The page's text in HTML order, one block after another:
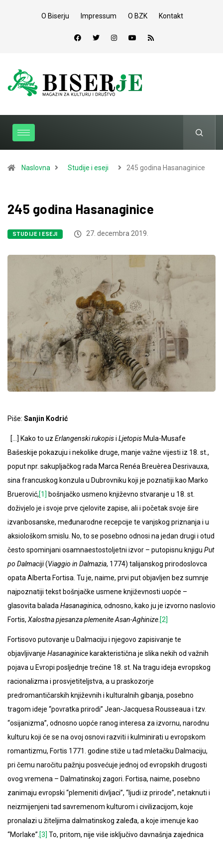
O Biserju Impressum O BZK Kontakt
Naslovna Studije i eseji 245 godina Hasanaginice
245 godina Hasanaginice
STUDIJE I ESEJI 27. decembra 2019.
Piše: Sanjin Kodrić
[…] Kako to uz Erlangenski rukopisi Ljetopis Mula-Musafe
Bašeskije pokazuju i nekolike druge, manje važne vijesti iz 18. st.,
poput npr. sakupljačkog rada Marca Renéa Breuèrea Desrivauxa,
sina francuskog konzula u Dubrovniku koji je poznatiji kao Marko
Bruerović,[1] bošnjačko usmeno književno stvaranje u 18. st.
doživjelo je i svoje prve cjelovite zapise, ali i početak svoje šire
izvanbosanske, međunarodne recepcije te vanjskog priznanja i u
aksiološkom smislu. No, to se posebno odnosi na jedan drugi i otud
često spominjani osamnaestostoljetni izvor – putopisnu knjigu Put
po Dalmaciji(Viaggio in Dalmazia, 1774) talijanskog prirodoslovca
opata Alberta Fortisa. Tu je, naime, prvi put objavljen bez sumnje
najpoznatiji tekst bošnjačke usmene književnosti uopće –
glasovita baladaHasanaginica, odnosno, kako ju je izvorno naslovio
Fortis, Xalostnapjesanza plemenite Asan-Aghinize.[2]
Fortisovo putovanje u Dalmaciju i njegovo zapisivanje te
objavljivanje Hasanaginice karakteristična je slika nekih od važnih
pojava u Evropi posljednje trećine 18. st. Na tragu ideja evropskog
racionalizma i prosvjetiteljstva, a u praskozorje
predromantičarskih književnih i kulturalnih gibanja, posebno
tragom ideje “povratka prirodi” Jean-Jacquesa Rousseaua i tzv.
“osijanizma”, odnosno uopće ranog interesa za izvornu, narodnu
kulturu koji će se na ovoj osnovi razviti i kulminirati u evropskom
romantizmu, Fortis 1771. godine stiže u tad mletačku Dalmaciju,
pri čemu naročitu pažnju posvećuje jednoj od evropskih drugosti
ovog vremena – Dalmatinskoj zagori. Fortisa, naime, posebno
zanimaju evropski “plemeniti divljaci”, “ljudi iz prirode”, netaknuti i
neizmijenjeni tad savremenom kulturom i civilizacijom, koje
pronalazi u žiteljima dalmatinskog zaleđa, a koje imenuje kao
“Morlake”.[3] To, pritom, nije više isključivo davnašnja zajednica